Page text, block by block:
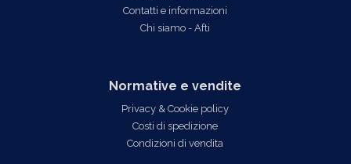
Contatti e informazioni
Chi siamo - Afti
Normative e vendite
Privacy & Cookie policy
Costi di spedizione
Condizioni di vendita